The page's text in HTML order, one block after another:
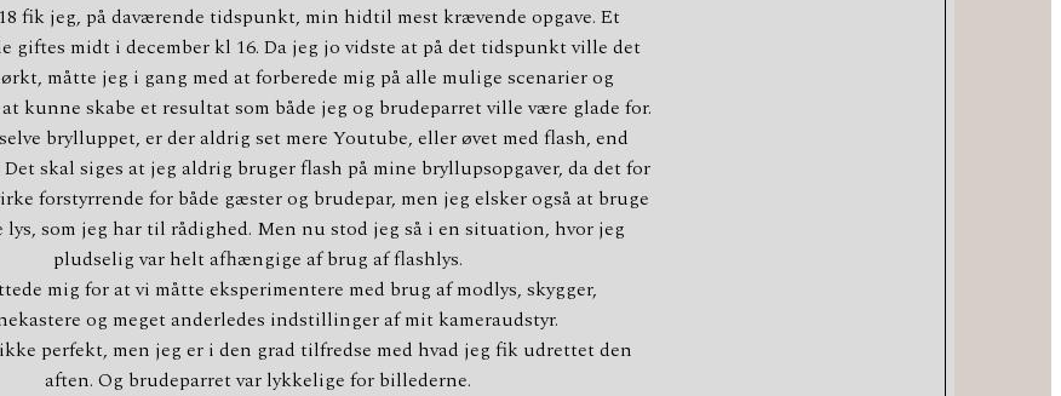
fik jeg, på daværende tidspunkt, min hidtil mest krævende opgave. Et
giftes midt i december kl 16. Da jeg jo vidste at på det tidspunkt ville det
måtte jeg i gang med at forberede mig på alle mulige scenarier og
kunne skabe et resultat som både jeg og brudeparret ville være glade for.
brylluppet, er der aldrig set mere Youtube, eller øvet med flash, end
skal siges at jeg aldrig bruger flash på mine bryllupsopgaver, da det for
forstyrrende for både gæster og brudepar, men jeg elsker også at bruge
som jeg har til rådighed. Men nu stod jeg så i en situation, hvor jeg
pludselig var helt afhængige af brug af flashlys.
mig for at vi måtte eksperimentere med brug af modlys, skygger,
og meget anderledes indstillinger af mit kameraudstyr.
perfekt, men jeg er i den grad tilfredse med hvad jeg fik udrettet den
aften. Og brudeparret var lykkelige for billederne.